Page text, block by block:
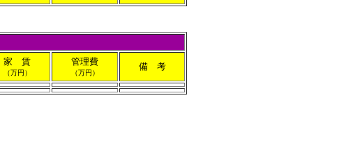
家 賃
（万円）
管理費
（万円）
備 考